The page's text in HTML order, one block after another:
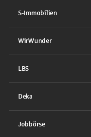
S-Immobilien
WirWunder
LBS
Deka
Jobbörse